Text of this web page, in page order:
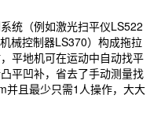
统（例如激光扫平仪LS522
械控制器LS370）构成拖拉
平地机可在运动中自动找平
平凹补，省去了手动测量找
并且最少只需1人操作，大大